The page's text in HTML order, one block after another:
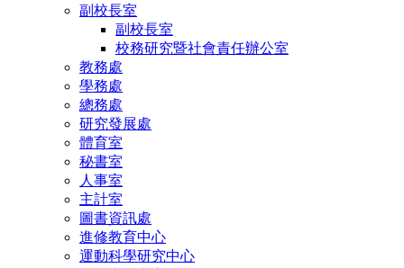
副校長室
副校長室
校務研究暨社會責任辦公室
教務處
學務處
總務處
研究發展處
體育室
秘書室
人事室
主計室
圖書資訊處
進修教育中心
運動科學研究中心